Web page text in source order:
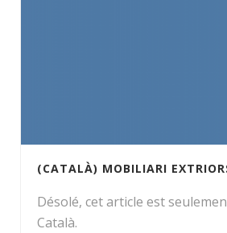
(CATALÀ) MOBILIARI
Désolé, cet article est
Català.